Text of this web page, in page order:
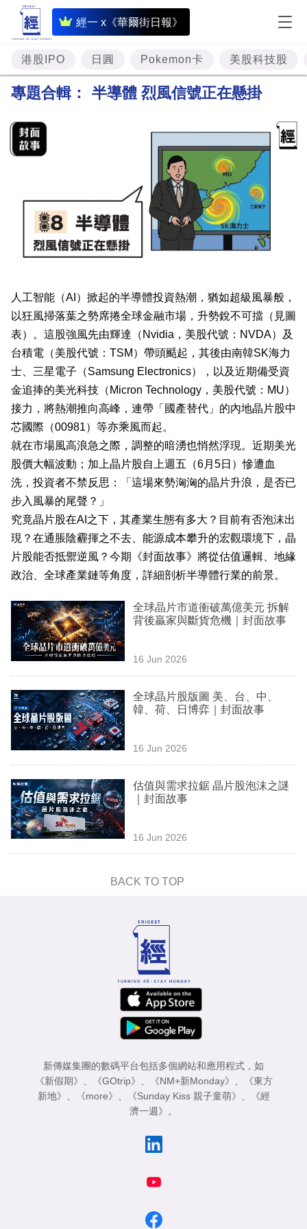
經一 x《華爾街日報》
即
時
財
經
樓
市
理
商
業
科
技
職
場
生
活
時
專
欄
閱
專
區
港股IPO 日圓 Pokemon卡 美股科技股
專題合輯： 半導體 烈風信號正在懸掛
人工智能（AI）掀起的半導體投資熱潮，猶如超級風暴般，
以狂風掃落葉之勢席捲全球金融市場，升勢銳不可擋（見圖
表）。這股強風先由輝達（Nvidia，美股代號：NVDA）及
台積電（美股代號：TSM）帶頭颳起，其後由南韓SK海力
士、三星電子（Samsung Electronics），以及近期備受資
金追捧的美光科技（Micron Technology，美股代號：MU）
接力，將熱潮推向高峰，連帶「國產替代」的內地晶片股中
芯國際（00981）等亦乘風而起。
就在市場風高浪急之際，調整的暗湧也悄然浮現。近期美光
股價大幅波動；加上晶片股自上週五（6月5日）慘遭血
洗，投資者不禁反思：「這場來勢洶洶的晶片升浪，是否已
步入風暴的尾聲？」
究竟晶片股在AI之下，其產業生態有多大？目前有否泡沫出
現？在通脹陰霾揮之不去、能源成本攀升的宏觀環境下，晶
片股能否抵禦逆風？今期《封面故事》將從估值邏輯、地緣
政治、全球產業鏈等角度，詳細剖析半導體行業的前景。
全球晶片市道衝破萬億美元 拆解
背後贏家與斷貨危機｜封面故事
16 Jun 2026
全球晶片股版圖 美、台、中、
韓、荷、日博弈｜封面故事
16 Jun 2026
估值與需求拉鋸 晶片股泡沫之謎
｜封面故事
16 Jun 2026
BACK TO TOP
新傳媒集團的數碼平台包括多個網站和應用程式，如
《新假期》
《GOtrip》 《NM+新Monday》
《東方
新地》
《more》 《Sunday Kiss 親子童萌》
《經
濟一週》
。